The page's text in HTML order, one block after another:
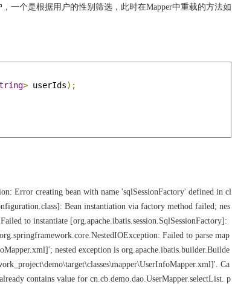
一个是根据用户的性别筛选，此时在Mapper中重载的方法如
> userIds);
Error creating bean with name 'sqlSessionFactory' defined in cl
Bean instantiation via factory method failed; nes
to instantiate [org.apache.ibatis.session.SqlSessionFactory]:
Failed to parse map
nested exception is org.apache.ibatis.builder.Builde
Ca
contains value for cn.cb.demo.dao.UserMapper.selectList. p